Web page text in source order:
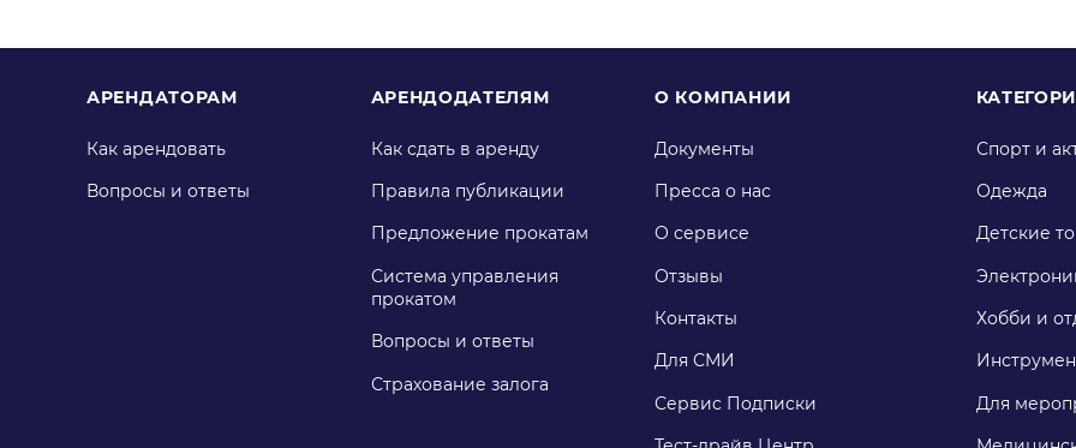
АРЕНДАТОРАМ
Как арендовать
Вопросы и ответы
АРЕНДОДАТЕЛЯМ
Как сдать в аренду
Правила публикации
Предложение прокатам
Система управления
прокатом
Вопросы и ответы
Страхование залога
О КОМПАНИИ
Документы
Пресса о нас
О сервисе
Отзывы
Контакты
Для СМИ
Сервис Подписки
Спорт и
Одежда
Детские
Хобби и
Для